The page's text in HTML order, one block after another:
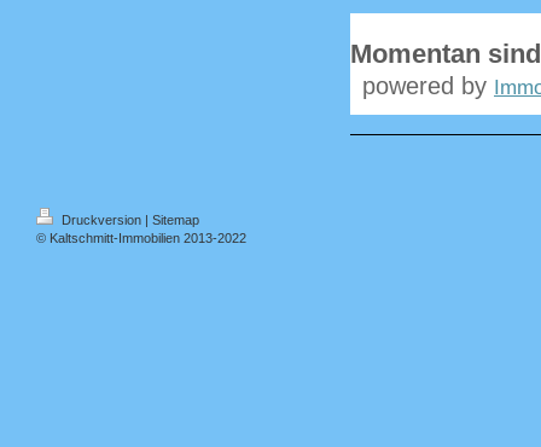
Momentan
powered by
Druckversion | Sitemap
© Kaltschmitt-Immobilien 2013-2022